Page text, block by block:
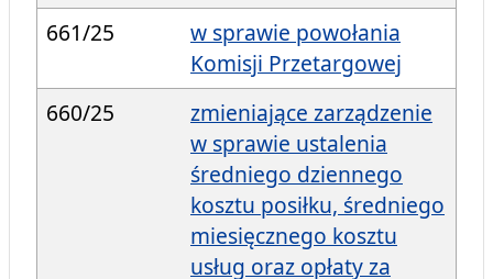
661/25
w sprawie powołania
Komisji Przetargowej
660/25
zmieniające zarządzenie
w sprawie ustalenia
średniego dziennego
kosztu posiłku, średniego
miesięcznego kosztu
usług oraz opłaty za